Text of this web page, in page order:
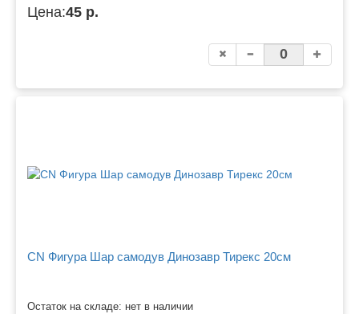
Цена:45 р.
CN Фигура Шар самодув Динозавр Тирекс 20см
Остаток на складе: нет в наличии